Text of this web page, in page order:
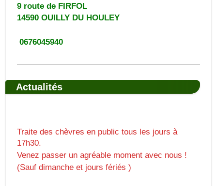
9 route de FIRFOL
14590 OUILLY DU HOULEY
0676045940
Actualités
Traite des chèvres en public tous les jours à
17h30.
Venez passer un agréable moment avec nous !
(Sauf dimanche et jours fériés )